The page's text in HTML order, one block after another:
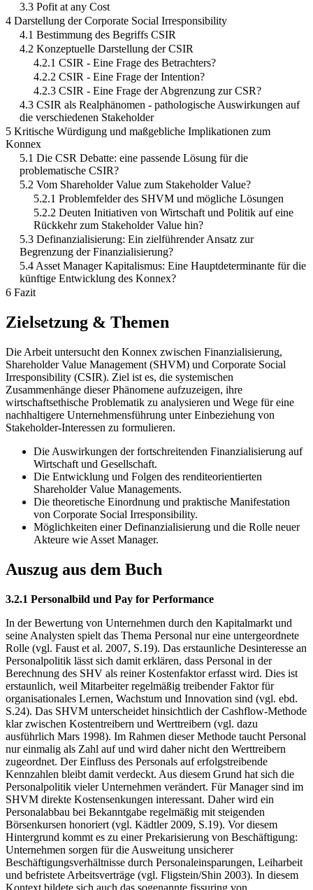
3.3 Pofit at any Cost
4 Darstellung der Corporate Social Irresponsibility
4.1 Bestimmung des Begriffs CSIR
4.2 Konzeptuelle Darstellung der CSIR
4.2.1 CSIR - Eine Frage des Betrachters?
4.2.2 CSIR - Eine Frage der Intention?
4.2.3 CSIR - Eine Frage der Abgrenzung zur CSR?
4.3 CSIR als Realphänomen - pathologische Auswirkungen auf
die verschiedenen Stakeholder
5 Kritische Würdigung und maßgebliche Implikationen zum
Konnex
5.1 Die CSR Debatte: eine passende Lösung für die
problematische CSIR?
5.2 Vom Shareholder Value zum Stakeholder Value?
5.2.1 Problemfelder des SHVM und mögliche Lösungen
5.2.2 Deuten Initiativen von Wirtschaft und Politik auf eine
Rückkehr zum Stakeholder Value hin?
5.3 Definanzialisierung: Ein zielführender Ansatz zur
Begrenzung der Finanzialisierung?
5.4 Asset Manager Kapitalismus: Eine Hauptdeterminante für die
künftige Entwicklung des Konnex?
6 Fazit
Zielsetzung & Themen
Die Arbeit untersucht den Konnex zwischen Finanzialisierung,
Shareholder Value Management (SHVM) und Corporate Social
Irresponsibility (CSIR). Ziel ist es, die systemischen
Zusammenhänge dieser Phänomene aufzuzeigen, ihre
wirtschaftsethische Problematik zu analysieren und Wege für eine
nachhaltigere Unternehmensführung unter Einbeziehung von
Stakeholder-Interessen zu formulieren.
Die Auswirkungen der fortschreitenden Finanzialisierung auf
Wirtschaft und Gesellschaft.
Die Entwicklung und Folgen des renditeorientierten
Shareholder Value Managements.
Die theoretische Einordnung und praktische Manifestation
von Corporate Social Irresponsibility.
Möglichkeiten einer Definanzialisierung und die Rolle neuer
Akteure wie Asset Manager.
Auszug aus dem Buch
3.2.1 Personalbild und Pay for Performance
In der Bewertung von Unternehmen durch den Kapitalmarkt und
seine Analysten spielt das Thema Personal nur eine untergeordnete
Rolle (vgl. Faust et al. 2007, S.19). Das erstaunliche Desinteresse an
Personalpolitik lässt sich damit erklären, dass Personal in der
Berechnung des SHV als reiner Kostenfaktor erfasst wird. Dies ist
erstaunlich, weil Mitarbeiter regelmäßig treibender Faktor für
organisationales Lernen, Wachstum und Innovation sind (vgl. ebd.
S.24). Das SHVM unterscheidet hinsichtlich der Cashflow-Methode
klar zwischen Kostentreibern und Werttreibern (vgl. dazu
ausführlich Mars 1998). Im Rahmen dieser Methode taucht Personal
nur einmalig als Zahl auf und wird daher nicht den Werttreibern
zugeordnet. Der Einfluss des Personals auf erfolgstreibende
Kennzahlen bleibt damit verdeckt. Aus diesem Grund hat sich die
Personalpolitik vieler Unternehmen verändert. Für Manager sind im
SHVM direkte Kostensenkungen interessant. Daher wird ein
Personalabbau bei Bekanntgabe regelmäßig mit steigenden
Börsenkursen honoriert (vgl. Kädtler 2009, S.19). Vor diesem
Hintergrund kommt es zu einer Prekarisierung von Beschäftigung:
Unternehmen sorgen für die Ausweitung unsicherer
Beschäftigungsverhältnisse durch Personaleinsparungen, Leiharbeit
und befristete Arbeitsverträge (vgl. Fligstein/Shin 2003). In diesem
Kontext bildete sich auch das sogenannte fissuring von